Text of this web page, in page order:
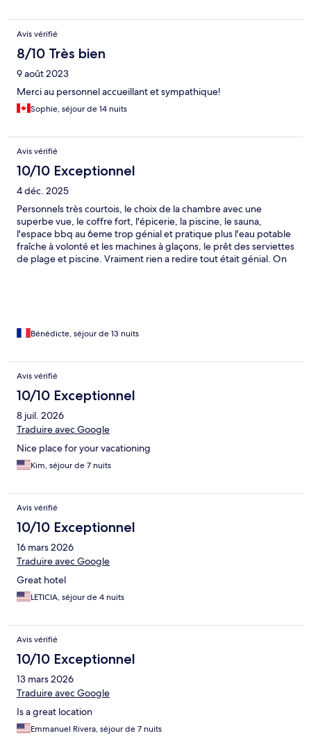
Avis vérifié
8/10 Très bien
9 août 2023
Merci au personnel accueillant et sympathique!
Sophie, séjour de 14 nuits
Avis vérifié
10/10 Exceptionnel
4 déc. 2025
Personnels très courtois, le choix de la chambre avec une
superbe vue, le coffre fort, l'épicerie, la piscine, le sauna,
l'espace bbq au 6eme trop génial et pratique plus l'eau potable
fraîche à volonté et les machines à glaçons, le prêt des serviettes
de plage et piscine. Vraiment rien a redire tout était génial. On
Bénédicte, séjour de 13 nuits
Avis vérifié
10/10 Exceptionnel
8 juil. 2026
Traduire avec Google
Nice place for your vacationing
Kim, séjour de 7 nuits
Avis vérifié
10/10 Exceptionnel
16 mars 2026
Traduire avec Google
Great hotel
LETICIA, séjour de 4 nuits
Avis vérifié
10/10 Exceptionnel
13 mars 2026
Traduire avec Google
Is a great location
Emmanuel Rivera, séjour de 7 nuits